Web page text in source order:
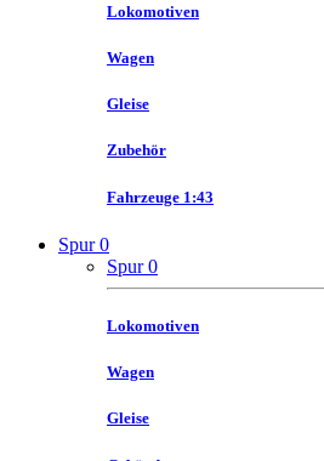
Lokomotiven
Wagen
Gleise
Zubehör
Fahrzeuge 1:43
Spur 0
Spur 0
Lokomotiven
Wagen
Gleise